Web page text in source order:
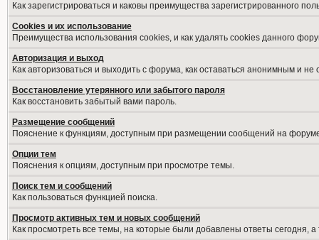
Как зарегистрироваться и каковы преимущества зарегистрированного
Cookies и их использование
Преимущества использования cookies, и как удалять cookies данного
Авторизация и выход
Как авторизоваться и выходить с форума, как оставаться анонимным и
Восстановление утерянного или забытого пароля
Как восстановить забытый вами пароль.
Размещение сообщений
Пояснение к функциям, доступным при размещении сообщений на
Опции тем
Пояснения к опциям, доступным при просмотре темы.
Поиск тем и сообщений
Как пользоваться функцией поиска.
Просмотр активных тем и новых сообщений
Как просмотреть все темы, на которые были добавлены ответы сегодня,